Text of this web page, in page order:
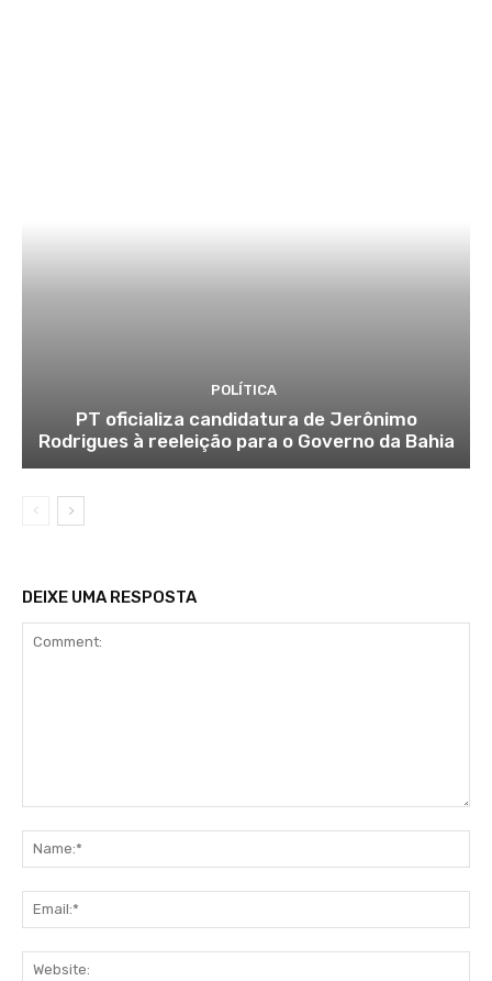
POLÍTICA
PT oficializa candidatura de Jerônimo
Rodrigues à reeleição para o Governo da Bahia
DEIXE UMA RESPOSTA